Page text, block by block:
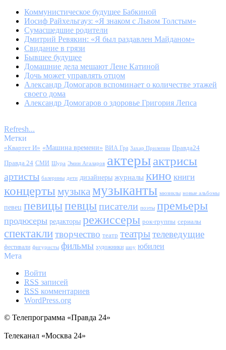
Коммунистическое будущее Бабкиной
Иосиф Райхельгауз: «Я знаком с Львом Толстым»
Сумасшедшие родители
Дмитрий Ревякин: «Я был раздавлен Майданом»
Свидание в грязи
Бывшее будущее
Домашние дела мешают Лене Катиной
Дочь может управлять отцом
Александр Домогаров вспоминает о количестве этажей
своего дома
Александр Домогаров о здоровье Григория Лепса
Refresh...
Метки
«Квартет И» «Машина времени» ВИА Гра Захар Прилепин Правда24
Правда 24 СМИ Шура Эмин Агаларов актерыактрисы
артисты балерины дети дизайнеры журналы кино книги
концерты музыкамузыканты мюзиклы новые альбомы
певец певицыпевцыписатели поэты премьеры
продюсеры редакторы режиссеры рок-группы сериалы
спектаклитворчество театр театрытелеведущие
фестивали фигуристы фильмы художники шоу юбилеи
Мета
Войти
RSS записей
RSS комментариев
WordPress.org
© Телепрограмма «Правда 24»
Телеканал «Москва 24»